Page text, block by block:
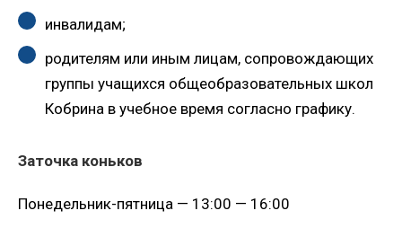
инвалидам;
родителям или иным лицам, сопровождающих
группы учащихся общеобразовательных школ
Кобрина в учебное время согласно графику.
Заточка коньков
Понедельник-пятница — 13:00 — 16:00